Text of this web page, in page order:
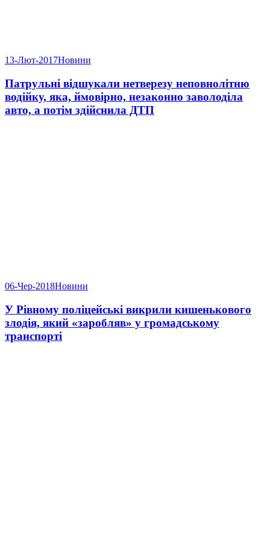
13-Лют-2017Новини
Патрульні відшукали нетверезу неповнолітню
водійку, яка, ймовірно, незаконно заволоділа
авто, а потім здійснила ДТП
06-Чер-2018Новини
У Рівному поліцейські викрили кишенькового
злодія, який «заробляв» у громадському
транспорті